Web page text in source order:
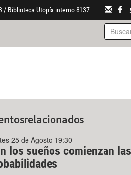
/ Biblioteca Utopía interno 8137
relacionados
25 de Agosto 19:30
los sueños comienzan las